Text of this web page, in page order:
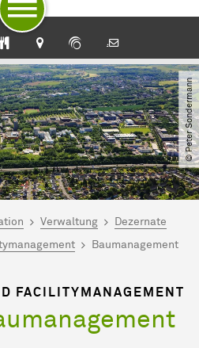
Services
© Peter Sondermann
Verwaltung Dezernate
Baumanagement
FACILITYMANAGEMENT